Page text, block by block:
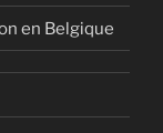
en Belgique